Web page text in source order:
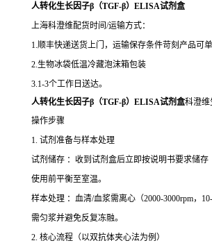
人转化生长因子β（TGF-β）ELISA试剂盒
上海科澄维配货时间/运输方式：
1.顺丰快递送货上门，运输保存条件苛刻产品可单
2.生物冰袋低温冷藏泡沫箱包装
3.1-3个工作日送达。
人转化生长因子β（TGF-β）ELISA试剂盒科澄维
操作步骤
1. 试剂准备与样本处理
试剂储存 ：收到试剂盒后立即按说明书要求储存
使用前平衡至室温。
样本处理 ：血清/血浆需离心（2000-3000rpm，
需匀浆并避免反复冻融。
2. 核心流程（以双抗体夹心法为例）